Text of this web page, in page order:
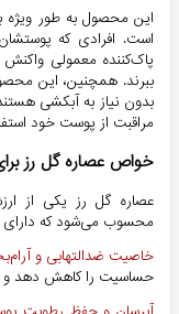
این محصول به طور ویژه
است. افرادی که
پاک‌کننده معمولی واکنش
ببرند. همچنین، این
بدون نیاز به آبکشی
مراقبت از پوست خود
خواص عصاره گل رز
عصاره گل رز یکی از
محسوب می‌شود که
خاصیت ضدالتهابی و
حساسیت را کاهش دهد